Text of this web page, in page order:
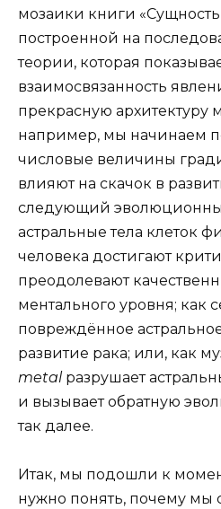
мозаики книги
построенной на
теории, которая
взаимосвязанность
прекрасную архитектуру
например, мы начинаем
числовые величины
вли­яют на скачок в
следующий
астральные тела клеток
человека достигают
преодолевают
ментального уровня; как
повреждённое
раз­витие рака; или, как
metalраз­рушает
и вызыва­ет обратную
так далее.
Итак, мы подошли к
нужно понять, почему мы